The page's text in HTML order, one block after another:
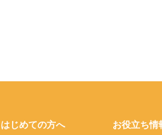
はじめての方へ
お役立ち情